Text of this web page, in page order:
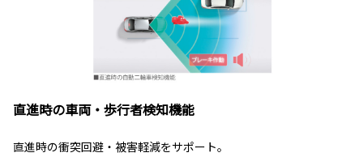
直進時の車両・歩行者検知機能
直進時の衝突回避・被害軽減をサポート。